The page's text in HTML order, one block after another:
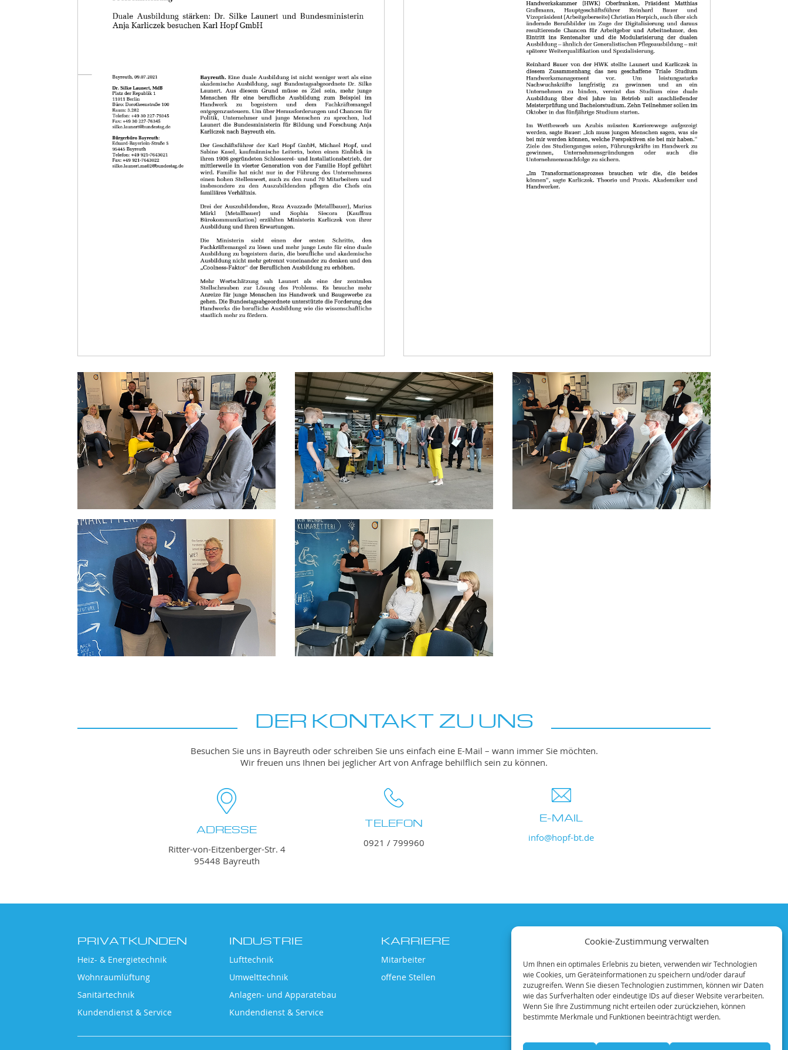
Cookie-Zustimmung verwalten
Um Ihnen ein optimales Erlebnis zu bieten, verwenden wir Technologien
wie Cookies, um Geräteinformationen zu speichern und/oder darauf
zuzugreifen. Wenn Sie diesen Technologien zustimmen, können wir Daten
wie das Surfverhalten oder eindeutige IDs auf dieser Website verarbeiten.
Wenn Sie Ihre Zustimmung nicht erteilen oder zurückziehen, können
bestimmte Merkmale und Funktionen beeinträchtigt werden.
DER KONTAKT ZU UNS
Besuchen Sie uns in Bayreuth oder schreiben Sie uns einfach eine E-Mail – wann immer Sie möchten.
Wir freuen uns Ihnen bei jeglicher Art von Anfrage behilflich sein zu können.
ADRESSE
Ritter-von-Eitzenberger-Str. 4
95448 Bayreuth
TELEFON
0921 / 799960
E-MAIL
info@hopf-bt.de
PRIVATKUNDEN
Heiz- & Energietechnik
Wohnraumlüftung
Sanitärtechnik
Kundendienst & Service
INDUSTRIE
Lufttechnik
Umwelttechnik
Anlagen- und Apparatebau
Kundendienst & Service
KARRIERE
Mitarbeiter
offene Stellen
SONSTIGES
Unternehmen
Qualifikationen